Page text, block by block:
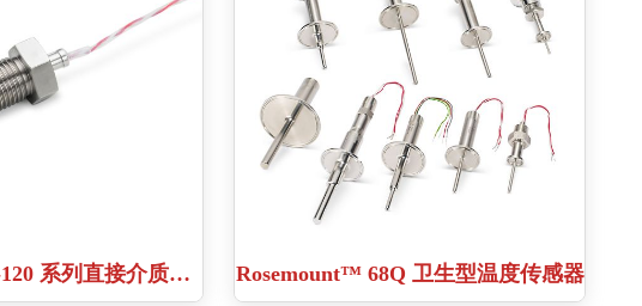
Paine™ 215-01-120 系列直接介质温度传感器 Rosemount™ 68Q 卫生型温度传感器